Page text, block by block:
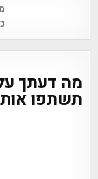
מה דעתך
תשתפו